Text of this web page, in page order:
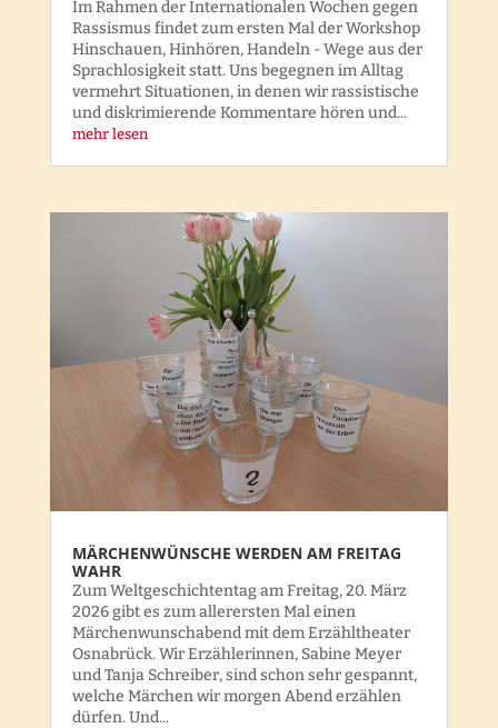
Im Rahmen der Internationalen Wochen gegen
Rassismus findet zum ersten Mal der Workshop
Hinschauen, Hinhören, Handeln - Wege aus der
Sprachlosigkeit statt. Uns begegnen im Alltag
vermehrt Situationen, in denen wir rassistische
und diskrimierende Kommentare hören und...
mehr lesen
MÄRCHENWÜNSCHE WERDEN AM FREITAG
WAHR
Zum Weltgeschichtentag am Freitag, 20. März
2026 gibt es zum allerersten Mal einen
Märchenwunschabend mit dem Erzähltheater
Osnabrück. Wir Erzählerinnen, Sabine Meyer
und Tanja Schreiber, sind schon sehr gespannt,
welche Märchen wir morgen Abend erzählen
dürfen. Und...